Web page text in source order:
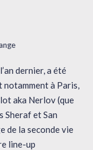
dernier, a été
notamment à Paris,
aka Nerlov (que
Sheraf et San
de la seconde vie
line-up